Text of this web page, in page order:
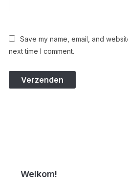
Save my name, email, and
next time I comment.
Welkom!